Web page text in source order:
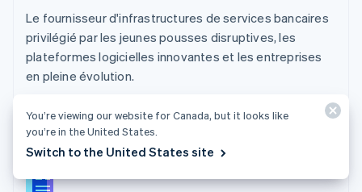
Le fournisseur d'infrastructures de services bancaires
privilégié par les jeunes pousses disruptives, les
plateformes logicielles innovantes et les entreprises
en pleine évolution.
Nouvelle-Zélande
Pays-Bas
NederlandsEnglish
Pologne
Portugal
Português
RAS de Hong Kong, Chine
République tchèque
You’re viewing our website for Canada, but it looks like
you’re in the United States.
Switch to the United States site